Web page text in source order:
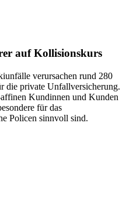
auf Kollisionskurs
verursachen rund 280
die private Unfallversicherung.
Kundinnen und Kunden
für das
Policen sinnvoll sind.